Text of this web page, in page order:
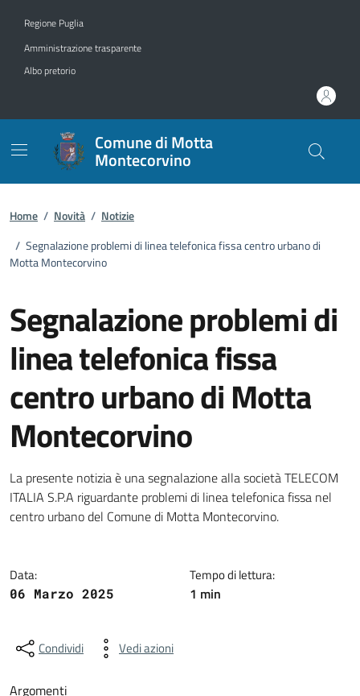
Regione Puglia
Amministrazione trasparente
Albo pretorio
Comune di Motta
Montecorvino
Home / Novità / Notizie
/ Segnalazione problemi di linea telefonica fissa centro urbano di
Motta Montecorvino
Segnalazione problemi di
linea telefonica fissa
centro urbano di Motta
Montecorvino
Dettagli della notizia
La presente notizia è una segnalazione alla società TELECOM
ITALIA S.P.A riguardante problemi di linea telefonica fissa nel
centro urbano del Comune di Motta Montecorvino.
Data:
06 Marzo 2025
Tempo di lettura:
1 min
Condividi Vedi azioni
Argomenti